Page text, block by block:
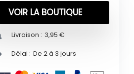
VOIR LA BOUTIQUE
Livraison : 3,95 €
Délai : De 2 à 3 jours